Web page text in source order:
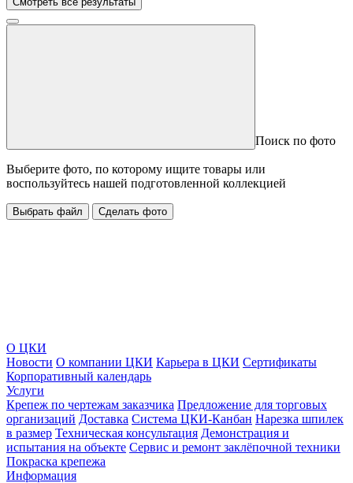
Поиск по фото
Выберите фото, по которому ищите товары или
воспользуйтесь нашей подготовленной коллекцией
Выбрать файл Сделать фото
О ЦКИ
Новости О компании ЦКИ Карьера в ЦКИ Сертификаты
Корпоративный календарь
Услуги
Крепеж по чертежам заказчика Предложение для торговых
организаций Доставка Система ЦКИ-Канбан Нарезка шпилек
в размер Техническая консультация Демонстрация и
испытания на объекте Сервис и ремонт заклёпочной техники
Покраска крепежа
Информация